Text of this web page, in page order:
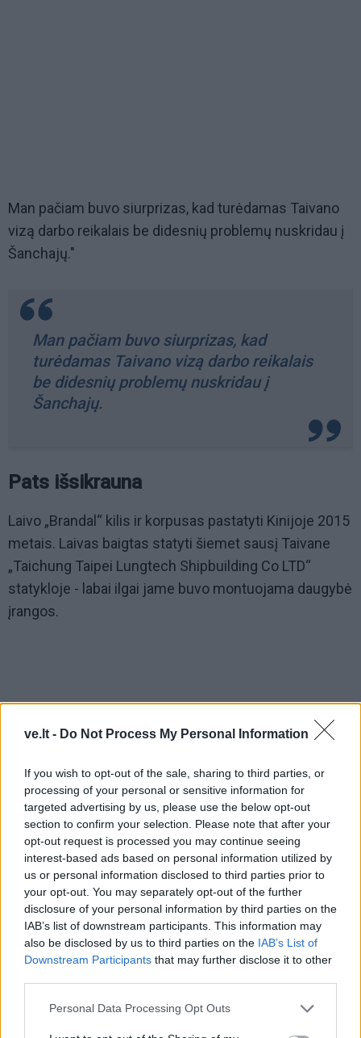
ve.lt - Do Not Process My Personal Information
If you wish to opt-out of the sale, sharing to third parties, or
processing of your personal or sensitive information for
targeted advertising by us, please use the below opt-out
section to confirm your selection. Please note that after your
opt-out request is processed you may continue seeing
interest-based ads based on personal information utilized by
us or personal information disclosed to third parties prior to
your opt-out. You may separately opt-out of the further
disclosure of your personal information by third parties on the
IAB’s list of downstream participants. This information may
also be disclosed by us to third parties on the IAB’s List of
Downstream Participants that may further disclose it to other
Personal Data Processing Opt Outs
Man pačiam buvo siurprizas, kad turėdamas Taivano
vizą darbo reikalais be didesnių problemų nuskridau į
Šanchajų."
Man pačiam buvo siurprizas, kad
turėdamas Taivano vizą darbo reikalais
be didesnių problemų nuskridau į
Šanchajų.
Pats išsikrauna
Laivo „Brandal“ kilis ir korpusas pastatyti Kinijoje 2015
metais. Laivas baigtas statyti šiemet sausį Taivane
„Taichung Taipei Lungtech Shipbuilding Co LTD“
statykloje - labai ilgai jame buvo montuojama daugybė
įrangos.
Laivo ilgis - 226 m, plotis - 24 m, tonažas - 44 990 t.
Laivas skirtas dirbti Hadsono įlankoje ir JAV bei
Kanados didžiuosiuose ežeruose. Pagrindiniai šio tipo
laivų kroviniai - boksitai (raudonasis molis), įvairios
Vasarą šie laivai perveža įvairius birius krovinius
Hadsono įlankos, pavasarį ir rudenį - Kanados ir JAV